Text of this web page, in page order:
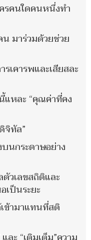
รคนใดคนหนึ่งทำ
มาร่วมด้วยช่วย
เคารพและเสียสละ
แหละ “คุณค่าที่คง
จิทัล”
นกระดาษอย่าง
วเลขสถิติและ
ป็นระยะ
ข้ามาแทนที่สติ